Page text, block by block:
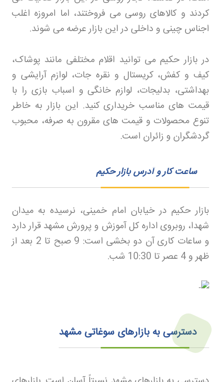
کردند و کالاهای روسی می فروختند، اما امروزه اغلب
اجناس چینی و داخلی در این بازار عرضه می شوند.
در بازار حکیم می توانید اقلام مختلفی مانند پوشاک،
کیف و کفش، کریستال و نقره جات، لوازم آرایشی و
بهداشتی، بدلیجات، لوازم خانگی و اسباب بازی را با
قیمت های مناسب خریداری کنید. این بازار به خاطر
تنوع محصولات و قیمت های مقرون به صرفه، محبوب
گردشگران و زائران است.
ساعت کار و آدرس بازار حکیم
بازار حکیم در خیابان امام خمینی، نرسیده به میدان
شهدا، روبروی اداره کل آموزش و پرورش مشهد قرار دارد
و ساعات کاری آن دو بخشی است: 9 صبح تا 2 بعد از
ظهر و 4 عصر تا 10:30 شب
.
دسترسی به بازارهای سوغاتی مشهد